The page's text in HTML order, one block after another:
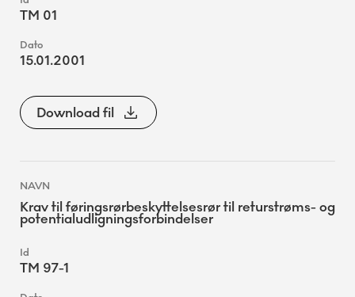
TM 01
15.01.2001
Download fil
Krav til føringsrørbeskyttelsesrør til returstrøms- og
potentialudligningsforbindelser
TM 97-1